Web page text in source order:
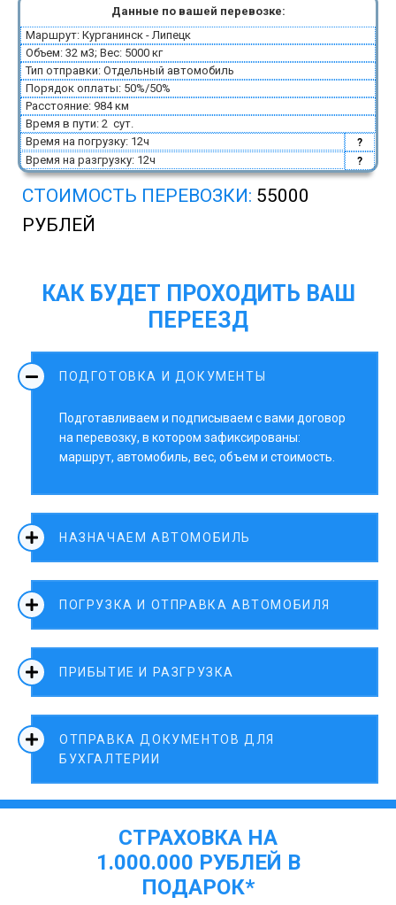
Данные по вашей перевозке:
Маршрут: Курганинск - Липецк
Объем: 32 м3; Вес: 5000 кг
Тип отправки: Отдельный автомобиль
Порядок оплаты: 50%/50%
Расстояние: 984 км
Время в пути: 2 сут.
Время на погрузку: 12ч
?
Время на разгрузку: 12ч ?
СТОИМОСТЬ ПЕРЕВОЗКИ: 55000
РУБЛЕЙ
КАК БУДЕТ ПРОХОДИТЬ ВАШ
ПЕРЕЕЗД
ПОДГОТОВКА И ДОКУМЕНТЫ
Подготавливаем и подписываем с вами договор
на перевозку, в котором зафиксированы:
маршрут, автомобиль, вес, объем и стоимость.
НАЗНАЧАЕМ АВТОМОБИЛЬ
ПОГРУЗКА И ОТПРАВКА АВТОМОБИЛЯ
ПРИБЫТИЕ И РАЗГРУЗКА
ОТПРАВКА ДОКУМЕНТОВ ДЛЯ
БУХГАЛТЕРИИ
СТРАХОВКА НА
1.000.000 РУБЛЕЙ В
ПОДАРОК*